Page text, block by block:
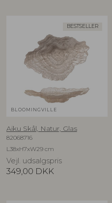
BESTSELLER
BLOOMINGVILLE
Aiku Skål, Natur, Glas
82068716
L38xH7xW29 cm
Vejl. udsalgspris
349,00 DKK